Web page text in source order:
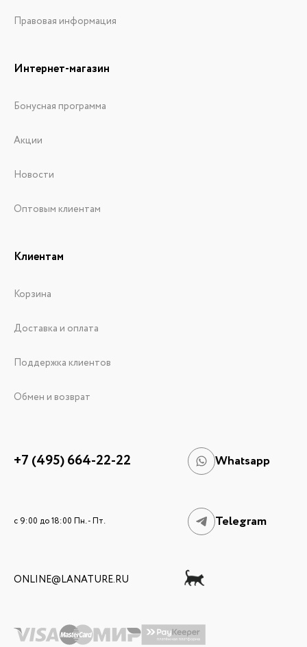
Правовая информация
Интернет-магазин
Бонусная программа
Акции
Новости
Оптовым клиентам
Клиентам
Корзина
Доставка и оплата
Поддержка клиентов
Обмен и возврат
+7 (495) 664-22-22 Whatsapp
c 9:00 до 18:00 Пн. - Пт. Telegram
ONLINE@LANATURE.RU